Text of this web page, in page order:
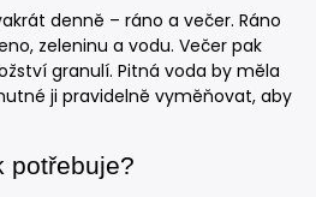
denně – ráno a večer. Ráno
zeleninu a vodu. Večer pak
granulí. Pitná voda by měla
ji pravidelně vyměňovat, aby
potřebuje?